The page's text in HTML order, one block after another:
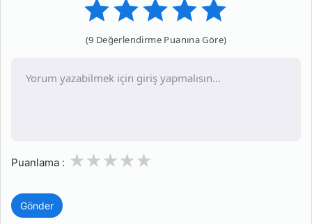
(9 Değerlendirme Puanına Göre)
Puanlama : 3
2
1
Gönder